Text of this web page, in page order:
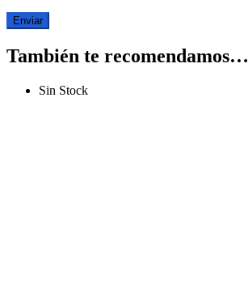
También te recomendamos…
Sin Stock